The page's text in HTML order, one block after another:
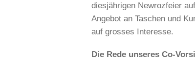
diesjährigen Newrozfeier
Angebot an Taschen und
auf grosses Interesse.
Die Rede unseres Co-